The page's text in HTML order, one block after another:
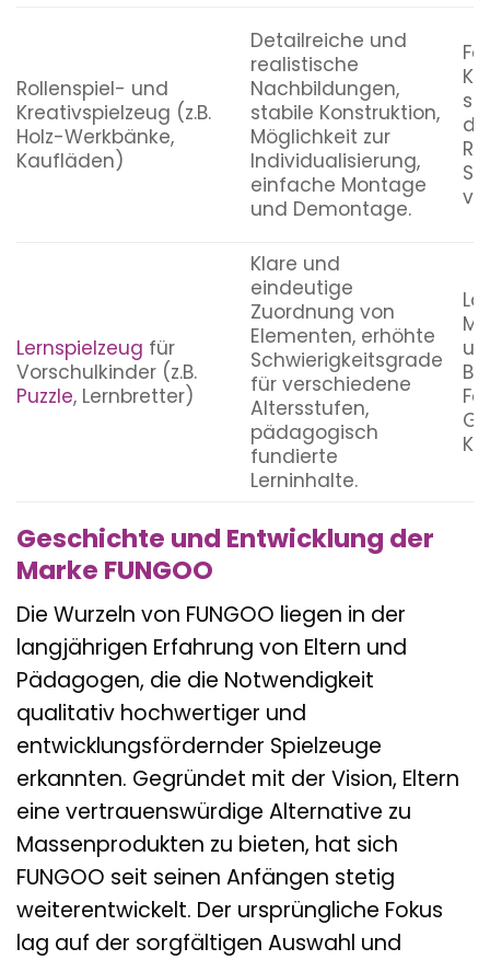
Rollenspiel- und
Kreativspielzeug (z.B.
Holz-Werkbänke,
Kaufläden)
Detailreiche und
realistische
Nachbildungen,
stabile Konstruktion,
Möglichkeit zur
Individualisierung,
einfache Montage
und Demontage.
Lernspielzeug für
Vorschulkinder (z.B.
Puzzle, Lernbretter)
Klare und
eindeutige
Zuordnung von
Elementen, erhöhte
Schwierigkeitsgrade
für verschiedene
Altersstufen,
pädagogisch
fundierte
Lerninhalte.
Geschichte und Entwicklung der
Marke FUNGOO
Die Wurzeln von FUNGOO liegen in der
langjährigen Erfahrung von Eltern und
Pädagogen, die die Notwendigkeit
qualitativ hochwertiger und
entwicklungsfördernder Spielzeuge
erkannten. Gegründet mit der Vision, Eltern
eine vertrauenswürdige Alternative zu
Massenprodukten zu bieten, hat sich
FUNGOO seit seinen Anfängen stetig
weiterentwickelt. Der ursprüngliche Fokus
lag auf der sorgfältigen Auswahl und